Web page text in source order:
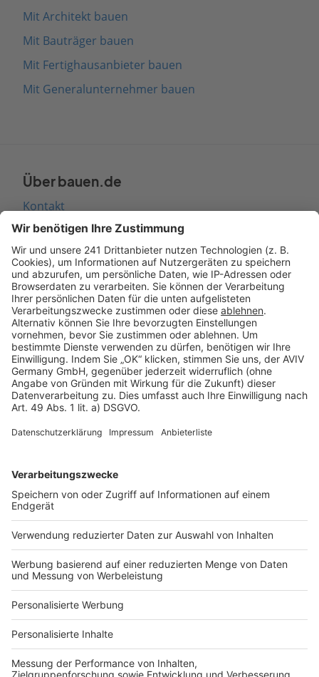
Mit Architekt bauen
Mit Bauträger bauen
Mit Fertighausanbieter bauen
Mit Generalunternehmer bauen
Über bauen.de
Kontakt
Seitenaufbau
Barrierefreiheit
Cookie Einstellungen
Rechtliches
AGB-Übersicht
Datenschutz
Impressum
Services
Bauprojekt-Quiz
Häuser-Suche
Hausanbieter-Suche
Bauprojekt-Profil
Für Unternehmen
Ihre Baufirma auf bauen.de
Kostenloses Infogespräch